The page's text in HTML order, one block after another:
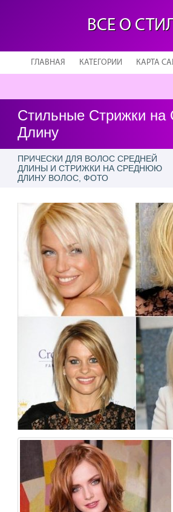
ВСЕ О
ГЛАВНАЯ КАТЕГОРИИ КАРТА
Стильные Стрижки
Длину
ПРИЧЕСКИ ДЛЯ ВОЛОС СРЕДНЕЙ
ДЛИНЫ И СТРИЖКИ НА СРЕДНЮЮ
ДЛИНУ ВОЛОС, ФОТО